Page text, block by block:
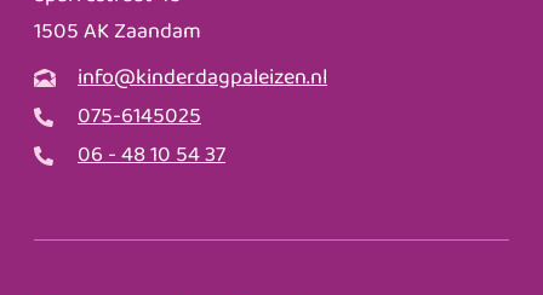
1505 AK Zaandam
info@kinderdagpaleizen.nl
075-6145025
06 - 48 10 54 37